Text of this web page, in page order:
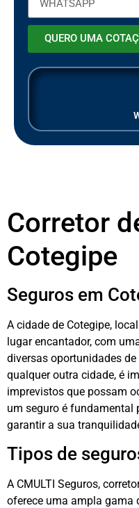
QUERO UMA
Corretor
Cotegipe
Seguros em
A cidade de Cotegipe,
lugar encantador, com
diversas oportunidades
qualquer outra cidade, é
imprevistos que possam
um seguro é fundamental
garantir a sua
Tipos de
A CMULTI Seguros,
oferece uma ampla gama